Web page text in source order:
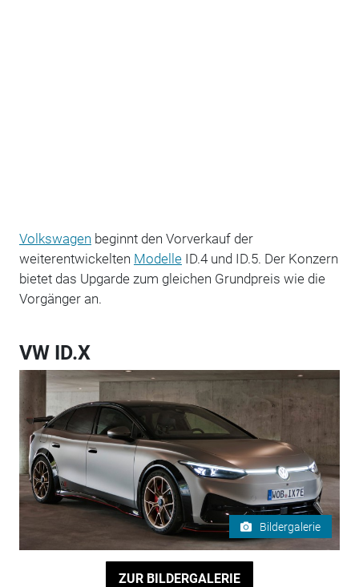
Volkswagen beginnt den Vorverkauf der
weiterentwickelten ModelleID.4 und ID.5. Der Konzern
bietet das Upgarde zum gleichen Grundpreis wie die
Vorgänger an.
VW ID.X
Bildergalerie
ZUR BILDERGALERIE